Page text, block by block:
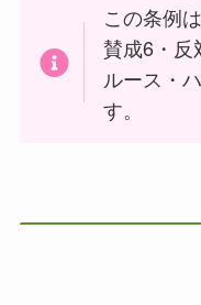
この条例
賛成6・反
ルース・
す。